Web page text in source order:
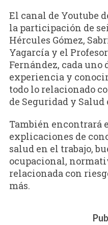
El canal de Youtube
la participación de
Hércules Gómez,
Yagarcía y el
Fernández, cada uno
experiencia y
todo lo relacionado
de Seguridad y Salud
También encontrará
explicaciones de
salud en el trabajo,
ocupacional,
relacionada con
más.